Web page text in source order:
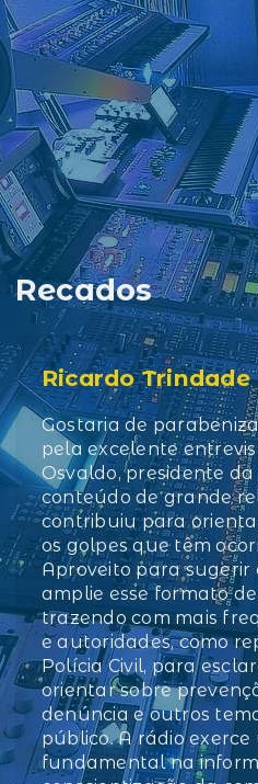
Recados
Ricardo Trindade
Gostaria de
pela excelente
Osvaldo, presidente da
conteúdo de grande
contribuiu para
os golpes que têm
Aproveito para sugerir
amplie esse formato
trazendo com mais
e autoridades, como
Polícia Civil, para
orientar sobre
denúncia e outros
público. A rádio
fundamental na